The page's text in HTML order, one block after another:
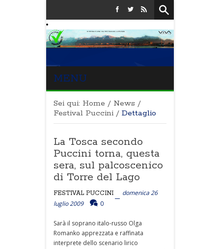
MENU
Sei qui: Home / News /
Festival Puccini / Dettaglio
La Tosca secondo
Puccini torna, questa
sera, sul palcoscenico
di Torre del Lago
FESTIVAL PUCCINI
domenica 26
luglio 2009
0
Sarà il soprano italo-russo Olga
Romanko apprezzata e raffinata
interprete dello scenario lirico